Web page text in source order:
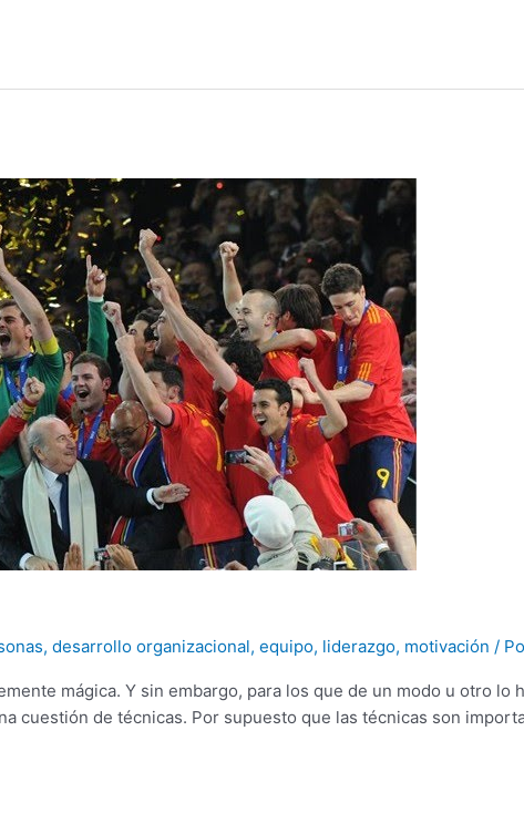
,desarrollo organizacional,equipo, liderazgo, motivación /
mágica. Y sin embargo, para los que de un modo u otro lo
cuestión de técnicas. Por supuesto que las técnicas son